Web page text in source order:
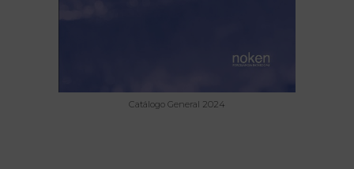
Catálogo General 2024